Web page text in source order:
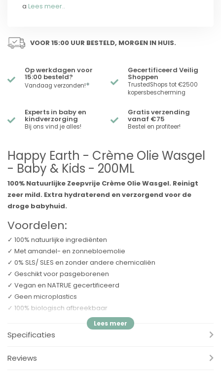
a Lees meer..
VOOR 15:00 UUR BESTELD, MORGEN IN HUIS.
Op werkdagen voor
15:00 besteld?
Vandaag verzonden!*
Gecertificeerd Veilig
Shoppen
TrustedShops tot €2500
kopersbescherming
Experts in baby en
kindverzorging
Bij ons vind je alles!
Gratis verzending
vanaf €75
Bestel en profiteer!
Happy Earth - Crème Olie Wasgel
- Baby & Kids - 200ML
100% Natuurlijke Zeepvrije Crème Olie Wasgel. Reinigt
zeer mild. Extra hydraterend en verzorgend voor de
droge babyhuid.
Voordelen:
✓ 100% natuurlijke ingrediënten
✓ Met amandel- en zonnebloemolie
✓ 0% SLS/ SLES en zonder andere chemicaliën
✓ Geschikt voor pasgeborenen
✓ Vegan en NATRUE gecertificeerd
✓ Geen microplastics
✓ 100% biologisch afbreekbaar
✓ Heerlijke geur (allergeenvrij)
✓ Tube gemaakt van suikerriet
✓ Geproduceerd in NL met groene energie
Specificaties
Reviews